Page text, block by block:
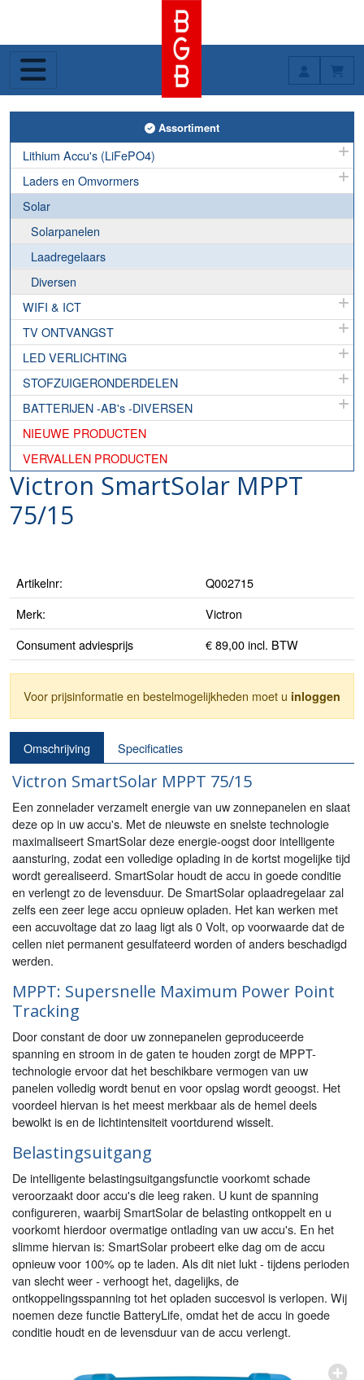
Toggle Assortiment
Assortiment
Lithium Accu's (LiFePO4)
Laders en Omvormers
Solar
Solarpanelen
Laadregelaars
Diversen
WIFI & ICT
TV ONTVANGST
LED VERLICHTING
STOFZUIGERONDERDELEN
BATTERIJEN -AB's -DIVERSEN
NIEUWE PRODUCTEN
VERVALLEN PRODUCTEN
Victron SmartSolar MPPT
75/15
Artikelnr:
Q002715
Merk:
Victron
Consument adviesprijs
€ 89,00 incl. BTW
Voor prijsinformatie en bestelmogelijkheden moet u inloggen
Omschrijving Specificaties
Victron SmartSolar MPPT 75/15
Een zonnelader verzamelt energie van uw zonnepanelen en slaat
deze op in uw accu's. Met de nieuwste en snelste technologie
maximaliseert SmartSolar deze energie-oogst door intelligente
aansturing, zodat een volledige oplading in de kortst mogelijke tijd
wordt gerealiseerd. SmartSolar houdt de accu in goede conditie
en verlengt zo de levensduur. De SmartSolar oplaadregelaar zal
zelfs een zeer lege accu opnieuw opladen. Het kan werken met
een accuvoltage dat zo laag ligt als 0 Volt, op voorwaarde dat de
cellen niet permanent gesulfateerd worden of anders beschadigd
werden.
MPPT: Supersnelle Maximum Power Point
Tracking
Door constant de door uw zonnepanelen geproduceerde
spanning en stroom in de gaten te houden zorgt de MPPT-
technologie ervoor dat het beschikbare vermogen van uw
panelen volledig wordt benut en voor opslag wordt geoogst. Het
voordeel hiervan is het meest merkbaar als de hemel deels
bewolkt is en de lichtintensiteit voortdurend wisselt.
Belastingsuitgang
De intelligente belastingsuitgangsfunctie voorkomt schade
veroorzaakt door accu's die leeg raken. U kunt de spanning
configureren, waarbij SmartSolar de belasting ontkoppelt en u
voorkomt hierdoor overmatige ontlading van uw accu's. En het
slimme hiervan is: SmartSolar probeert elke dag om de accu
opnieuw voor 100% op te laden. Als dit niet lukt - tijdens perioden
van slecht weer - verhoogt het, dagelijks, de
ontkoppelingsspanning tot het opladen succesvol is verlopen. Wij
noemen deze functie BatteryLife, omdat het de accu in goede
conditie houdt en de levensduur van de accu verlengt.